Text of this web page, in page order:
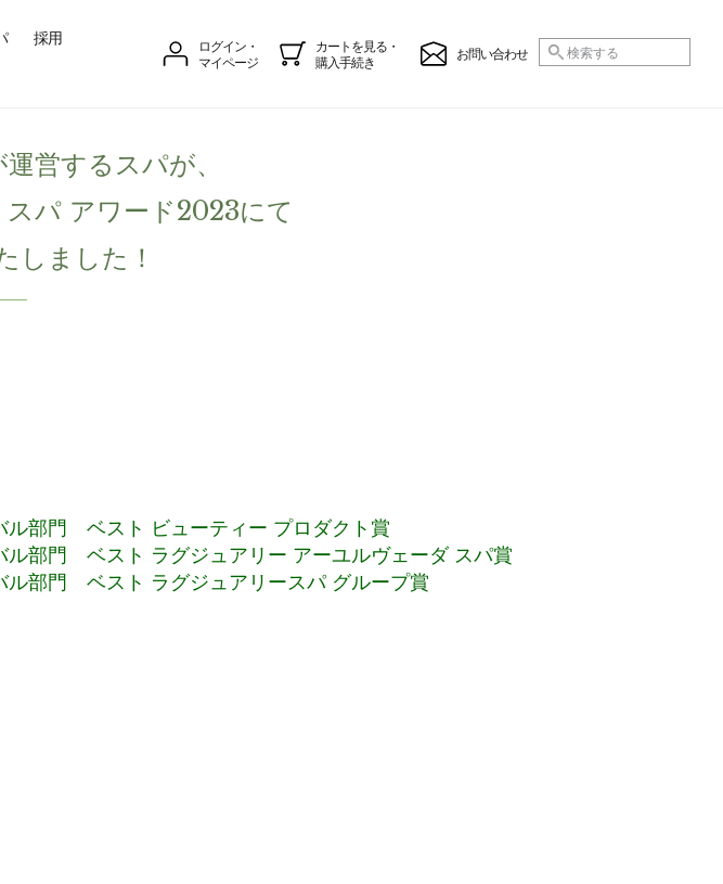
採用
ログイン・
マイページ
カートを見る・
購入手続き
お問い合わせ
営するスパが、
パ アワード2023にて
しました！
ル部門 ベスト ビューティー プロダクト賞
ル部門 ベスト ラグジュアリー アーユルヴェーダ スパ賞
ル部門 ベスト ラグジュアリースパ グループ賞